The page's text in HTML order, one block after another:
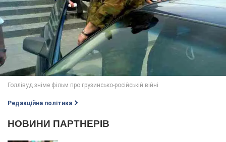
Редакційна політика